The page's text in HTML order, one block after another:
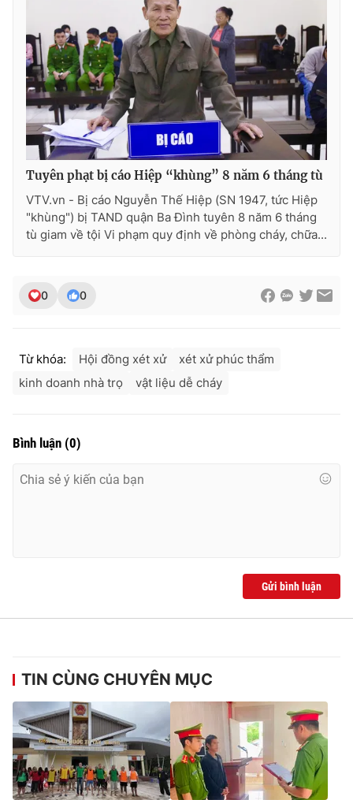
024.66 897 897
Email:
toasoan@vtv.vn
Liên hệ quảng cáo:024-7300.7108
thuận bằng văn bản. Ghi rõ nguồn VTV.vn khi phát hành lại
thông tin từ website này.
Tuyên phạt bị cáo Hiệp “khùng” 8 năm 6 tháng tù
VTV.vn - Bị cáo Nguyễn Thế Hiệp (SN 1947, tức Hiệp
"khùng") bị TAND quận Ba Đình tuyên 8 năm 6 tháng
tù giam về tội Vi phạm quy định về phòng cháy, chữa...
0 0
Từ khóa: Hội đồng xét xử
xét xử phúc thẩm
kinh doanh nhà trọ
vật liệu dễ cháy
Bình luận (0)
Gửi bình luận
TIN CÙNG CHUYÊN MỤC